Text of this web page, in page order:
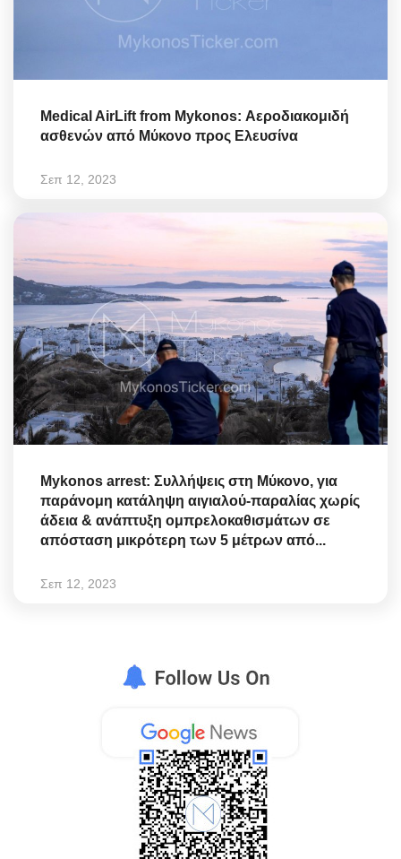
Medical AirLift from Mykonos: Αεροδιακομιδή
ασθενών από Μύκονο προς Ελευσίνα
Σεπ 12, 2023
Mykonos arrest: Συλλήψεις στη Μύκονο, για
παράνομη κατάληψη αιγιαλού-παραλίας χωρίς
άδεια & ανάπτυξη ομπρελοκαθισμάτων σε
απόσταση μικρότερη των 5 μέτρων από...
Σεπ 12, 2023